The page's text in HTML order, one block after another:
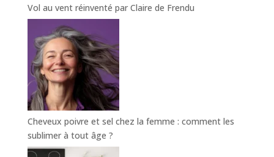
Vol au vent réinventé par Claire de Frendu
Cheveux poivre et sel chez la femme : comment les
sublimer à tout âge ?